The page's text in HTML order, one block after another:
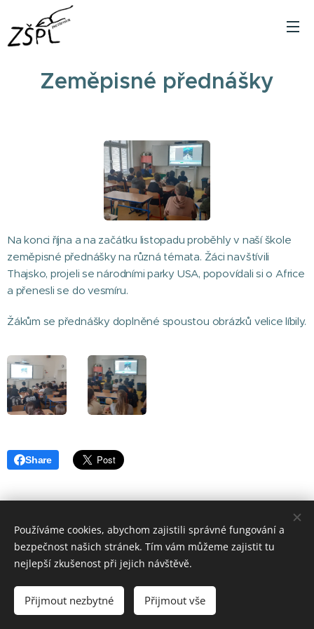
Zeměpisné přednášky
Na konci října a na začátku listopadu proběhly v naší škole
zeměpisné přednášky na různá témata. Žáci navštívili
Thajsko, projeli se národními parky USA, popovídali si o Africe
a přenesli se do vesmíru.
Žákům se přednášky doplněné spoustou obrázků velice líbily.
Share
ZŠ P. Lisého Hostomice
Používáme cookies, abychom zajistili správné fungování a
bezpečnost našich stránek. Tím vám můžeme zajistit tu
nejlepší zkušenost při jejich návštěvě.
Přijmout nezbytné Přijmout vše